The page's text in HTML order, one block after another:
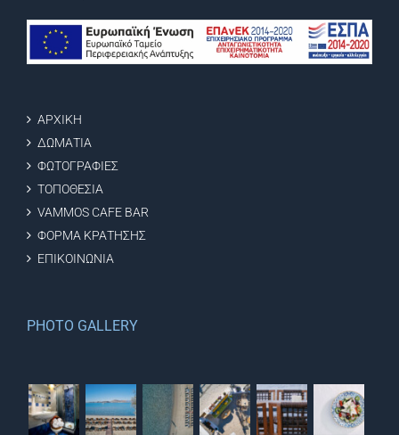
ΑΡΧΙΚΗ
ΔΩΜΑΤΙΑ
ΦΩΤΟΓΡΑΦΙΕΣ
ΤΟΠΟΘΕΣΙΑ
VAMMOS CAFE BAR
ΦΟΡΜΑ ΚΡΑΤΗΣΗΣ
ΕΠΙΚΟΙΝΩΝΙΑ
PHOTO GALLERY